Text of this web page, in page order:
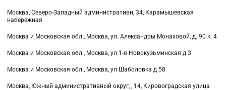
Москва, Северо-Западный административн, 34, Карамышевская
набережная
Москва и Московская обл., Москва, ул. Александры Монаховой, д. 90 к. 4
Москва и Московская обл., Москва, ул 1-я Новокузьминская д 3
Москва и Московская обл., Москва, ул Шаболовка д 58
Москва, Южный административный округ, , 14, Кировоградская улица